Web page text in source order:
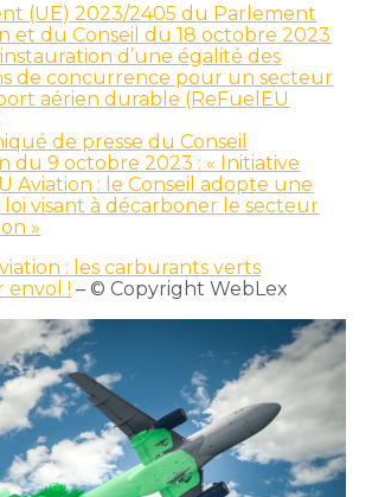
(UE) 2023/2405 du Parlement
et du Conseil du 18 octobre 2023
d’une égalité des
de concurrence pour un secteur
aérien durable (ReFuelEU
de presse du Conseil
du 9 octobre 2023 : « Initiative
Aviation : le Conseil adopte une
visant à décarboner le secteur
»
: les carburants verts
! – © Copyright WebLex